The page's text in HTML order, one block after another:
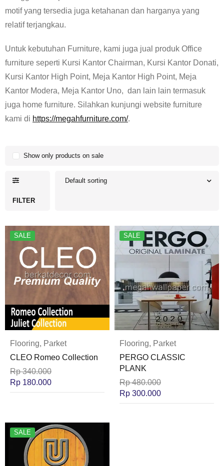
motif yang tersedia juga ketahanan dan harganya yang
relatif terjangkau.
Untuk kebutuhan Furniture, kami juga jual produk Office
furniture seperti Kursi Kantor Chairman, Kursi Kantor Donati,
Kursi Kantor High Point, Meja Kantor High Point, Meja
Kantor Modera, Meja Kantor Uno, dan lain lain termasuk
juga home furniture. Silahkan kunjungi website furniture
kami di https://megahfurniture.com/.
FILTER
Default sorting
Show only products on sale
SALE
Flooring, Parket
CLEO Romeo Collection
Rp340.000
Rp 180.000
SALE
Flooring, Parket
PERGO CLASSIC
PLANK
Rp480.000
Rp 300.000
SALE